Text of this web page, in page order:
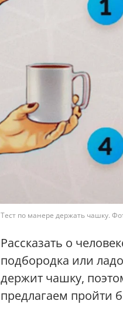
Тест по манере держать чашку.
Рассказать о
подбородка или
держит чашку,
предлагаем пройти